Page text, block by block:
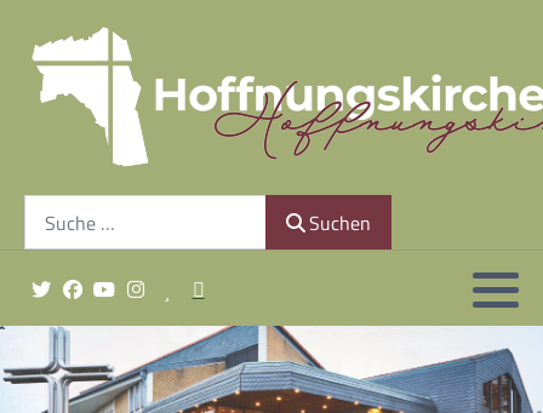
Suchen
Gottesdienst sonntags um 10:30 Uhr
Gemeindeleitung
Finanzierung